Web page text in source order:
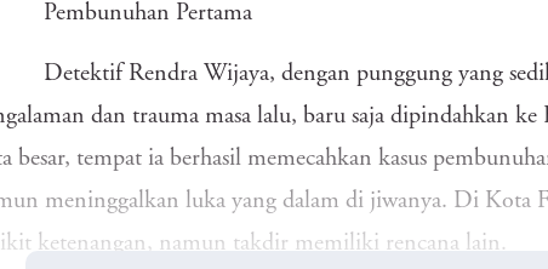
Pembunuhan Pertama
Detektif Rendra Wijaya, dengan punggung yang
dan trauma masa lalu, baru saja dipindahkan
besar, tempat ia berhasil memecahkan kasus
meninggalkan luka yang dalam di jiwanya. Di Kota
ketenangan, namun takdir memiliki rencana lain.